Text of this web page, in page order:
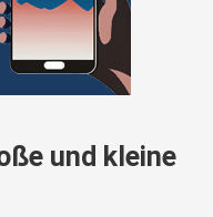
und kleine